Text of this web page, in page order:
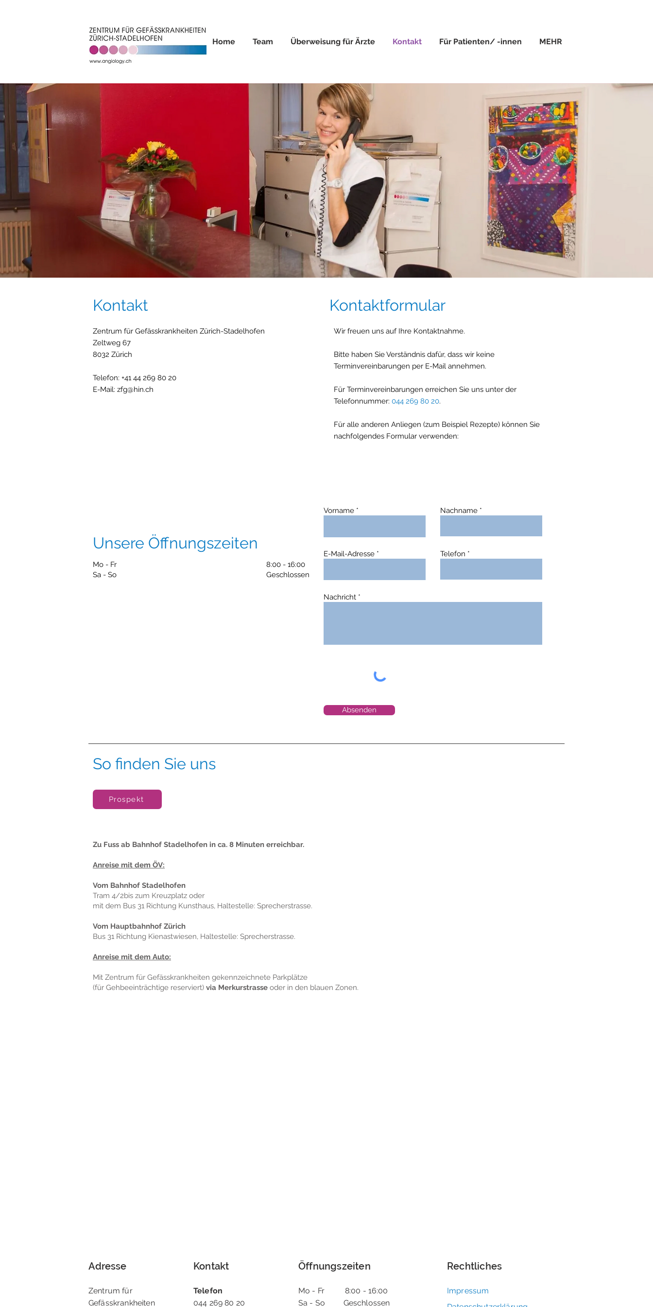
Home Team Überweisung für Ärzte Kontakt Für Patienten/ -innen MEHR
Kontakt Kontaktformular
Zentrum für Gefässkrankheiten Zürich-Stadelhofen
Zeltweg 67
​8032 Zürich
Telefon: +41 44 269 80 20
E-Mail: zfg@hin.ch
Wir freuen uns auf Ihre Kontaktnahme.
Bitte haben Sie Verständnis dafür, dass wir keine
Terminvereinbarungen per E-Mail annehmen.
Für Terminvereinbarungen erreichen Sie uns unter der
Telefonnummer: 044 269 80 20.
Für alle anderen Anliegen (zum Beispiel Rezepte) können Sie
nachfolgendes Formular verwenden:
Unsere Öffnungszeiten
Mo - Fr 8:00 - 16:00
Sa - So Geschlossen
Vorname Nachname
E-Mail-Adresse Telefon
Nachricht
Absenden
So finden Sie uns
Prospekt
Zu Fuss ab Bahnhof Stadelhofen in ca. 8 Minuten erreichbar.
Anreise mit dem ÖV:
Vom Bahnhof Stadelhofen
Tram 4/2bis zum Kreuzplatz oder
mit dem Bus 31 Richtung Kunsthaus, Haltestelle: Sprecherstrasse.
Vom Hauptbahnhof Zürich
Bus 31 Richtung Kienastwiesen, Haltestelle: Sprecherstrasse.
Anreise mit dem Auto:
Mit Zentrum für Gefässkrankheiten gekennzeichnete Parkplätze
(für Gehbeeinträchtige reserviert) via Merkurstrasse oder in den blauen Zonen.
Adresse Kontakt Öffnungszeiten Rechtliches
Zentrum für
Gefässkrankheiten
Telefon
044 269 80 20
Mo - Fr 8:00 - 16:00
Sa - So Geschlossen
Impressum